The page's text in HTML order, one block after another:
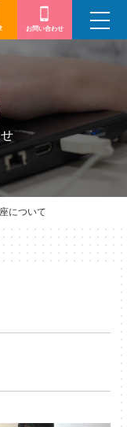
お問い合わせ
toggle
について